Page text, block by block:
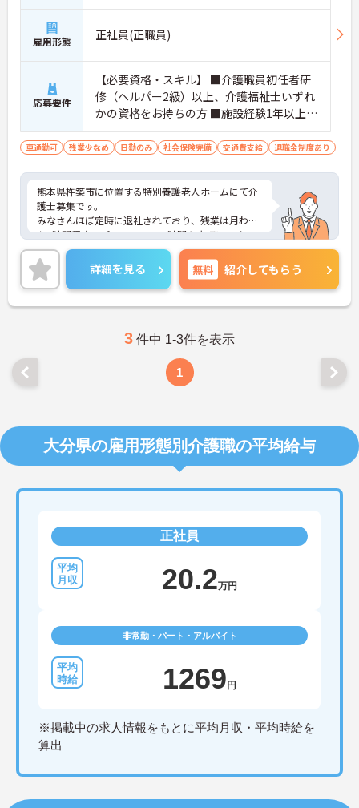
雇用形態 正社員(正職員)
応募要件
【必要資格・スキル】 ■介護職員初任者研
修（ヘルパー2級）以上、介護福祉士いずれ
かの資格をお持ちの方 ■施設経験1年以上の
方優遇
車通勤可 残業少なめ 日勤のみ 社会保険完備 交通費支給 退職金制度あり
熊本県杵築市に位置する特別養護老人ホームにて介
護士募集です。
みなさんほぼ定時に退社されており、残業は月わず
か3時間程度！プライベートの時間を大切に、オ
ン・オフのメリハリをつけて働ける環境です。
ご興味のある方には、面接対策ポイントなど、さら
に詳細をお話いたしますので、お気軽にご相談くだ
さい。
詳細を見る 無料 紹介してもらう
3 件中 1-3件を表示
1
大分県の雇用形態別介護職の平均給与
正社員
20.2万円
非常勤・パート・アルバイト
1269 円
※掲載中の求人情報をもとに平均月収・平均時給を
算出